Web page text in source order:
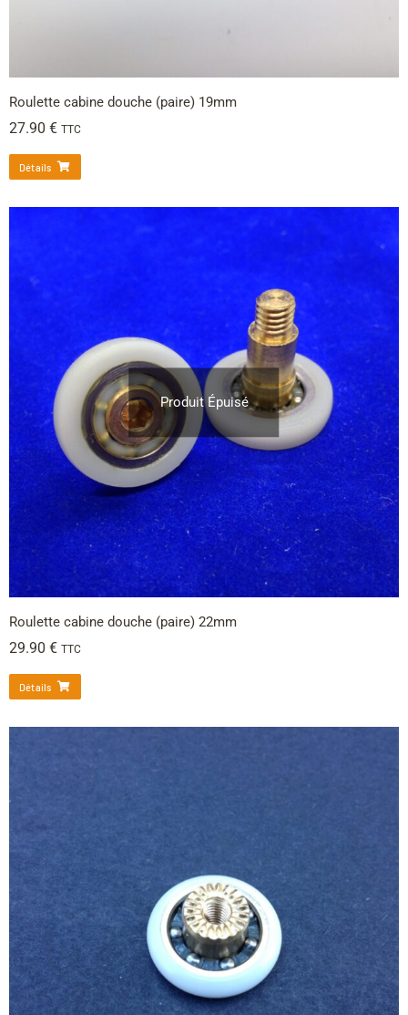
Roulette cabine douche (paire) 19mm
27.90 € TTC
Détails
Produit Épuisé
Roulette cabine douche (paire) 22mm
29.90 € TTC
Détails